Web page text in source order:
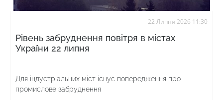
22 Липня 2026 11:30
Рівень забруднення повітря в містах
України 22 липня
Для індустріальних міст існує попередження про
промислове забруднення